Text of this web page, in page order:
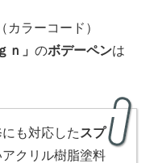
ラーコード）
ｎ」 のボデーペンは
も対応した スプ
クリル樹脂塗料